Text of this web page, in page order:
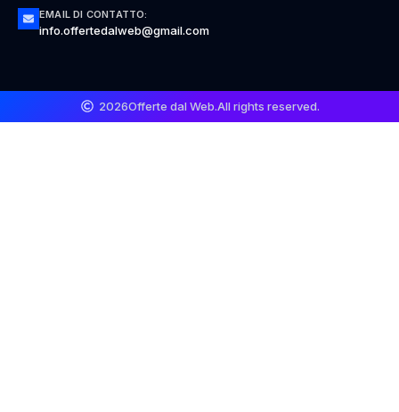
EMAIL DI CONTATTO:
info.offertedalweb@gmail.com
2026Offerte dal Web.All rights reserved.